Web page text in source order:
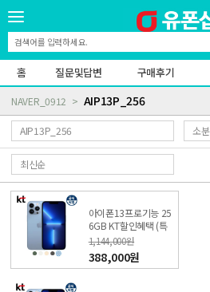
홈 질문및답변 구매후기
NAVER_0912 AIP13P_256
아이폰13프로기능 25
6GB KT할인혜택 (특
가폰 신청) 온라인KT직
영점
1,144,000원
388,000원